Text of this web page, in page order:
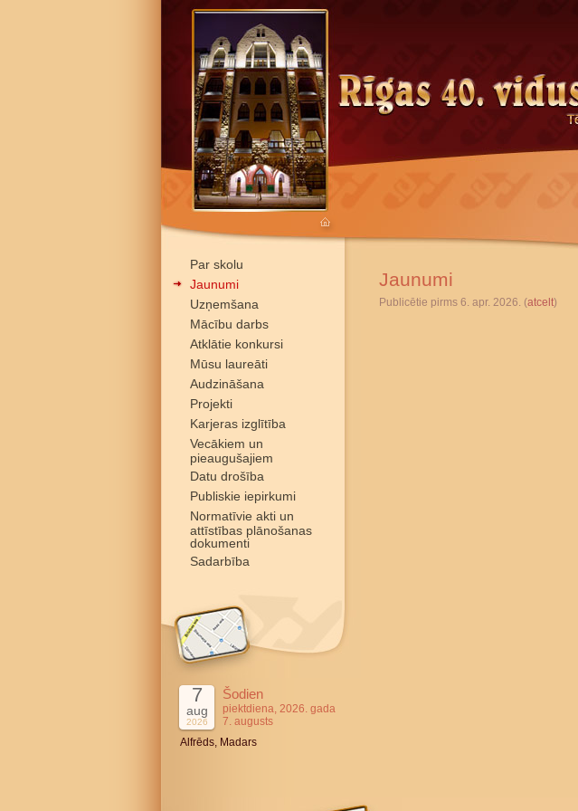
Par skolu
Jaunumi
Uzņemšana
Mācību darbs
Atklātie konkursi
Mūsu laureāti
Audzināšana
Projekti
Karjeras izglītība
Vecākiem un
pieaugušajiem
Datu drošība
Publiskie iepirkumi
Normatīvie akti un
attīstības plānošanas
dokumenti
Sadarbība
7
aug
2026
Šodien
piektdiena, 2026. gada
7. augusts
Alfrēds, Madars
Jaunumi
Publicētie pirms 6. apr. 2026. (atcelt)